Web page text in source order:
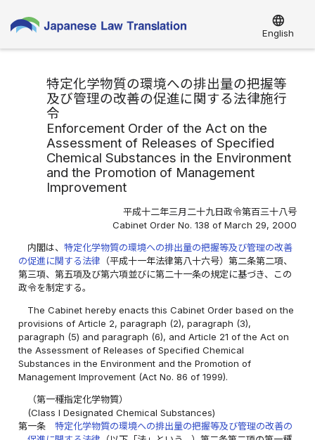
language
English
特定化学物質の環境への排出量の把握等
及び管理の改善の促進に関する法律施行
令
Enforcement Order of the Act on the
Assessment of Releases of Specified
Chemical Substances in the Environment
and the Promotion of Management
Improvement
平成十二年三月二十九日政令第百三十八号
Cabinet Order No. 138 of March 29, 2000
内閣は、特定化学物質の環境への排出量の把握等及び管理の改善
の促進に関する法律 （平成十一年法律第八十六号）第二条第二項、
第三項、第五項及び第六項並びに第二十一条の規定に基づき、この
政令を制定する。
The Cabinet hereby enacts this Cabinet Order based on the
provisions of Article 2, paragraph (2), paragraph (3),
paragraph (5) and paragraph (6), and Article 21 of the Act on
the Assessment of Releases of Specified Chemical
Substances in the Environment and the Promotion of
Management Improvement (Act No. 86 of 1999).
（第一種指定化学物質）
(Class I Designated Chemical Substances)
第一条
特定化学物質の環境への排出量の把握等及び管理の改善の